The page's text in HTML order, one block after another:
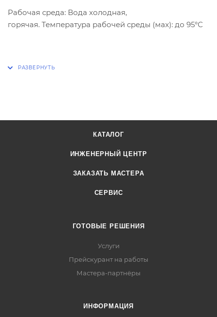
Рабочая среда: Вода холодная,
горячая. Температура рабочей среды (мах): до 95°С
КАТАЛОГ
ИНЖЕНЕРНЫЙ ЦЕНТР
ЗАКАЗАТЬ МАСТЕРА
СЕРВИС
ГОТОВЫЕ РЕШЕНИЯ
Услуги
Прейскурант на работы
Мастера-партнёры
ИНФОРМАЦИЯ